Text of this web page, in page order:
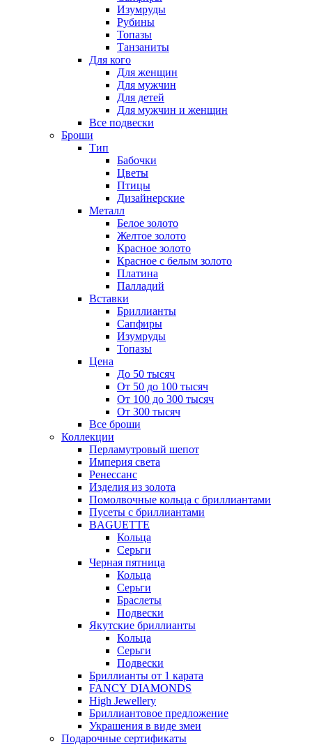
Изумруды
Рубины
Топазы
Танзаниты
Для кого
Для женщин
Для мужчин
Для детей
Для мужчин и женщин
Все подвески
Броши
Тип
Бабочки
Цветы
Птицы
Дизайнерские
Металл
Белое золото
Желтое золото
Красное золото
Красное с белым золото
Платина
Палладий
Вставки
Бриллианты
Сапфиры
Изумруды
Топазы
Цена
До 50 тысяч
От 50 до 100 тысяч
От 100 до 300 тысяч
От 300 тысяч
Все броши
Коллекции
Перламутровый шепот
Империя света
Ренессанс
Изделия из золота
Помолвочные кольца с бриллиантами
Пусеты с бриллиантами
BAGUETTE
Кольца
Серьги
Черная пятница
Кольца
Серьги
Браслеты
Подвески
Якутские бриллианты
Кольца
Серьги
Подвески
Бриллианты от 1 карата
FANCY DIAMONDS
High Jewellery
Бриллиантовое предложение
Украшения в виде змеи
Подарочные сертификаты